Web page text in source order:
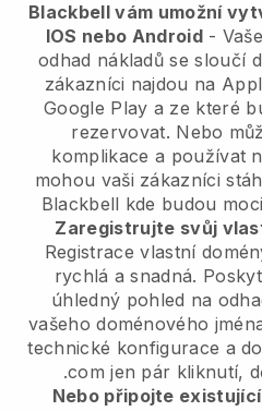
Blackbell vám umožní
IOS nebo Android-
odhad nákladů se sloučí
zákazníci najdou na
Google Play a ze které
rezervovat. Nebo
komplikace a používat
mohou vaši zákazníci
Blackbell kde budou
Zaregistrujte svůj
Registrace vlastní
rychlá a snadná.
úhledný pohled na
vašeho doménového
technické konfigurace a
.com jen pár kliknutí,
Nebo připojte existující